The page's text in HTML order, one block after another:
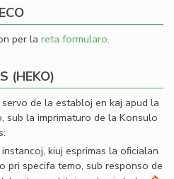
per la reta formularo.
(HEKO)
de la establoj en kaj apud la
sub la imprimaturo de la Konsulo
kiuj esprimas la oﬁcialan
pri specifa temo, sub responso de